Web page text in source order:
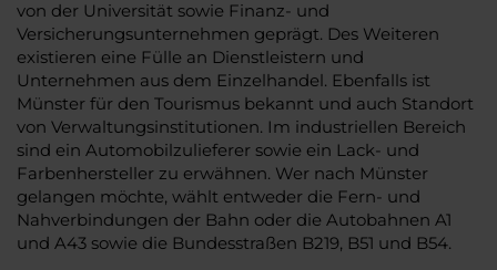
von der Universität sowie Finanz- und
Versicherungsunternehmen geprägt. Des Weiteren
existieren eine Fülle an Dienstleistern und
Unternehmen aus dem Einzelhandel. Ebenfalls ist
Münster für den Tourismus bekannt und auch Standort
von Verwaltungsinstitutionen. Im industriellen Bereich
sind ein Automobilzulieferer sowie ein Lack- und
Farbenhersteller zu erwähnen. Wer nach Münster
gelangen möchte, wählt entweder die Fern- und
Nahverbindungen der Bahn oder die Autobahnen A1
und A43 sowie die Bundesstraßen B219, B51 und B54.